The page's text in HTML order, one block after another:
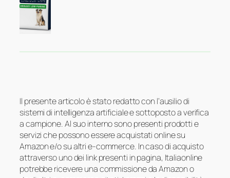
Il presente articolo è stato redatto con l’ausilio di
sistemi di intelligenza artificiale e sottoposto a verifica
a campione. Al suo interno sono presenti prodotti e
servizi che possono essere acquistati online su
Amazon e/o su altri e-commerce. In caso di acquisto
attraverso uno dei link presenti in pagina, Italiaonline
potrebbe ricevere una commissione da Amazon o